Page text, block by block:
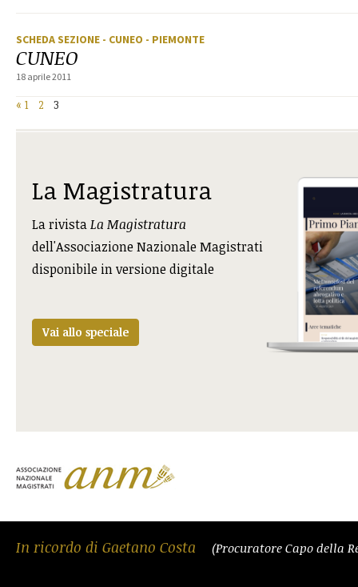
SCHEDA SEZIONE - CUNEO - PIEMONTE
CUNEO
18 aprile 2011
« 1 2 3
La Magistratura
La rivistaLa Magistratura
dell'Associazione Nazionale Magistrati
disponibile in versione digitale
Vai allo speciale
In ricordo di Gaetano Costa (Procuratore Capo della